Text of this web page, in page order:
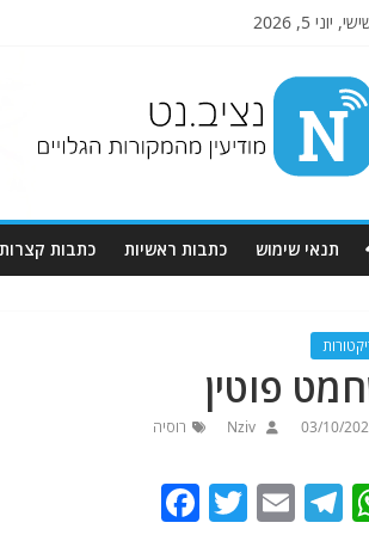
יוני 5, 2026
תנאי שימוש כתבות ראשיות כתבות קצרות
פוטין
03/10/
Nziv רוסיה
W
T
E
T